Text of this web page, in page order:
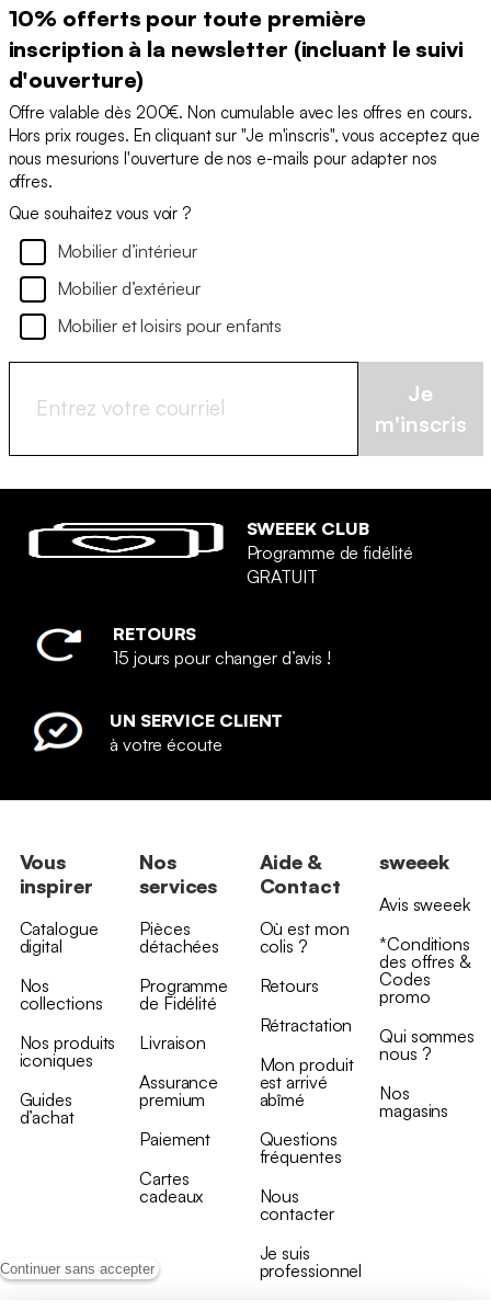
Continuer sans accepter
10% offerts pour toute première
inscription à la newsletter (incluant le suivi
d'ouverture)
Offre valable dès 200€. Non cumulable avec les offres en cours.
Hors prix rouges. En cliquant sur "Je m'inscris", vous acceptez que
nous mesurions l'ouverture de nos e-mails pour adapter nos
offres.
Que souhaitez vous voir ?
Mobilier d’intérieur
Mobilier d’extérieur
Mobilier et loisirs pour enfants
Je
m'inscris
SWEEEK CLUB
Programme de fidélité
GRATUIT
RETOURS
15 jours pour changer d’avis !
UN SERVICE CLIENT
à votre écoute
Vous
inspirer
Catalogue
digital
Nos
collections
Nos produits
iconiques
Guides
d’achat
Nos
services
Pièces
détachées
Programme
de Fidélité
Livraison
Assurance
premium
Paiement
Cartes
cadeaux
Aide &
Contact
Où est mon
colis ?
Retours
Rétractation
Mon produit
est arrivé
abîmé
Questions
fréquentes
Nous
contacter
Je suis
professionnel
sweeek
Avis sweeek
*Conditions
des offres &
Codes
promo
Qui sommes
nous ?
Nos
magasins